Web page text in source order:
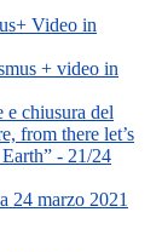
Video in
+ video in
e chiusura del
from there let’s
Earth” - 21/24
24 marzo 2021